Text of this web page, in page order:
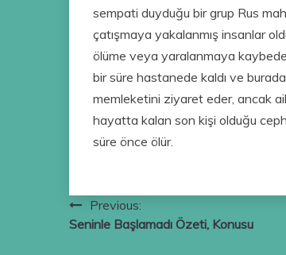
sempati duyduğu bir grup Rus
çatışmaya yakalanmış insanlar
ölüme veya yaralanmaya
bir süre hastanede kaldı ve
memleketini ziyaret eder, ancak
hayatta kalan son kişi olduğu
süre önce ölür.
Yazı
gezinmesi
Previous:
Seninle Başlamadı Özeti, Konusu